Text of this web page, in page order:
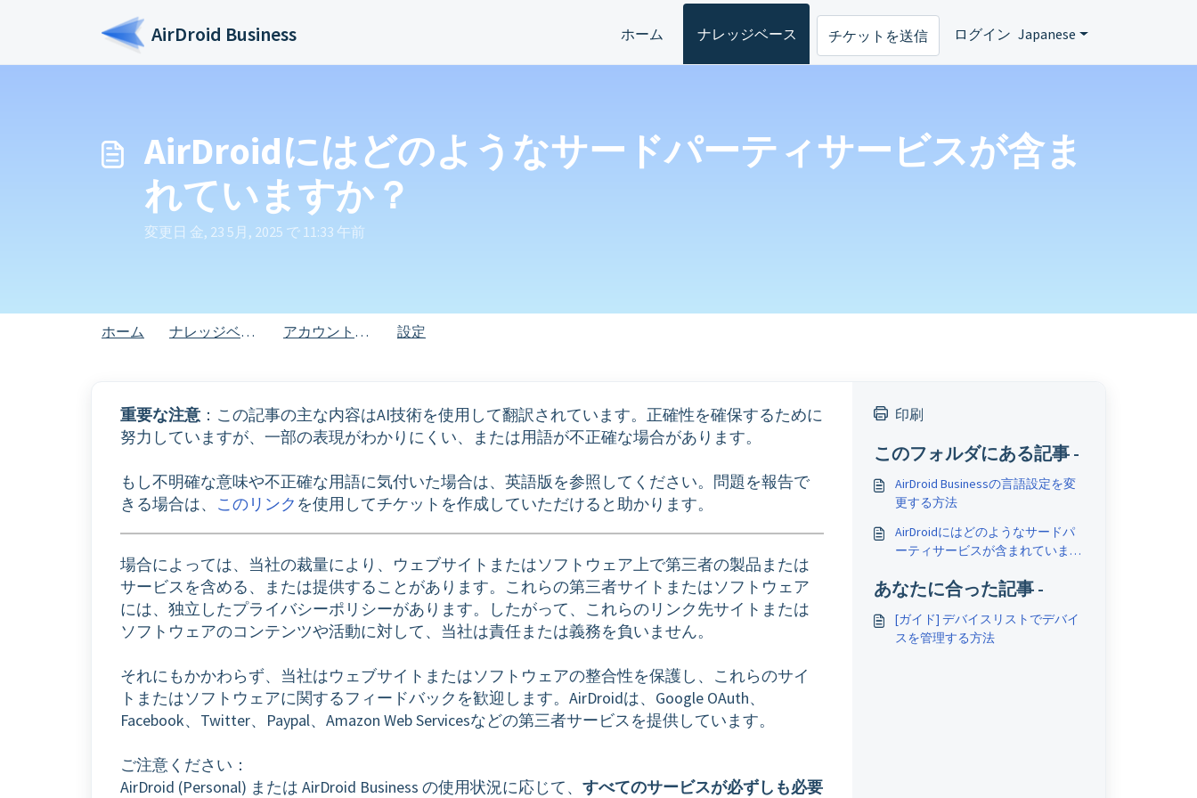
AirDroid Business ホーム ナレッジベース チケットを送信 ログイン Japanese
AirDroidにはどのようなサードパーティサービスが含ま
れていますか？
変更日 金, 23 5月, 2025 で 11:33 午前
ホーム ナレッジベース アカウントと一般設定の記事 設定
重要な注意 ：この記事の主な内容はAI技術を使用して翻訳されています。正確性を確保するために
努力していますが、一部の表現がわかりにくい、または用語が不正確な場合があります。
もし不明確な意味や不正確な用語に気付いた場合は、英語版を参照してください。問題を報告で
きる場合は、 このリンク を使用してチケットを作成していただけると助かります。
場合によっては、当社の裁量により、ウェブサイトまたはソフトウェア上で第三者の製品または
サービスを含める、または提供することがあります。これらの第三者サイトまたはソフトウェア
には、独立したプライバシーポリシーがあります。したがって、これらのリンク先サイトまたは
ソフトウェアのコンテンツや活動に対して、当社は責任または義務を負いません。
それにもかかわらず、当社はウェブサイトまたはソフトウェアの整合性を保護し、これらのサイ
トまたはソフトウェアに関するフィードバックを歓迎します。AirDroidは、Google OAuth、
Facebook、Twitter、Paypal、Amazon Web Servicesなどの第三者サービスを提供しています。
ご注意ください：
AirDroid (Personal) または AirDroid Business の使用状況に応じて、 すべてのサービスが必ずしも必要
印刷
このフォルダにある記事 -
AirDroid Businessの言語設定を変
更する方法
AirDroidにはどのようなサードパ
ーティサービスが含まれています
あなたに合った記事 -
[ガイド] デバイスリストでデバイ
スを管理する方法